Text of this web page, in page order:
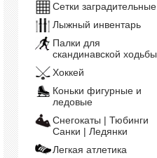
Сетки заградительные
Лыжный инвентарь
Палки для
скандинавской ходьбы
Хоккей
Коньки фигурные и
ледовые
Снегокаты | Тюбинги
Санки | Ледянки
Легкая атлетика